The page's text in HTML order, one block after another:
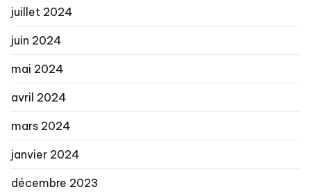
juillet 2024
juin 2024
mai 2024
avril 2024
mars 2024
janvier 2024
décembre 2023